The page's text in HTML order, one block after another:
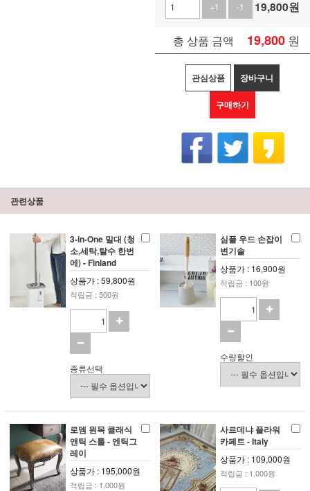
+1
-1 19,800원
총 상품 금액 19,800 원
관심상품 장바구니
구매하기
관련상품
3-in-One 밀대 (청
소,세탁,탈수 한번
에) - Finland
상품가 : 59,800원
적립금 : 500원
종류선택
심플 우드 손잡이
변기솔
상품가 : 16,900원
적립금 : 100원
수량할인
로뎀 원목 클래식
앤틱 스툴 - 엔틱그
레이
상품가 : 195,000원
적립금 : 1,000원
사르데냐 플라워
카페트 - Italy
상품가 : 109,000원
적립금 : 1,000원